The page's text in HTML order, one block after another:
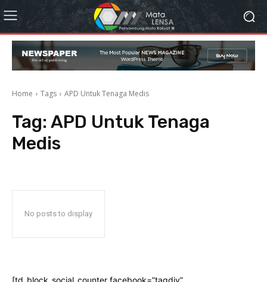
Home Tags APD Untuk Tenaga Medis
Tag: APD Untuk Tenaga
Medis
No posts to display